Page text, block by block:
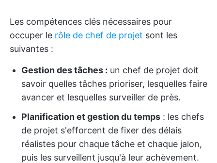
Les compétences clés nécessaires pour
occuper le rôle de chef de projet sont les
suivantes :
Gestion des tâches : un chef de projet doit
savoir quelles tâches prioriser, lesquelles faire
avancer et lesquelles surveiller de près.
Planification et gestion du temps : les chefs
de projet s'efforcent de fixer des délais
réalistes pour chaque tâche et chaque jalon,
puis les surveillent jusqu'à leur achèvement.